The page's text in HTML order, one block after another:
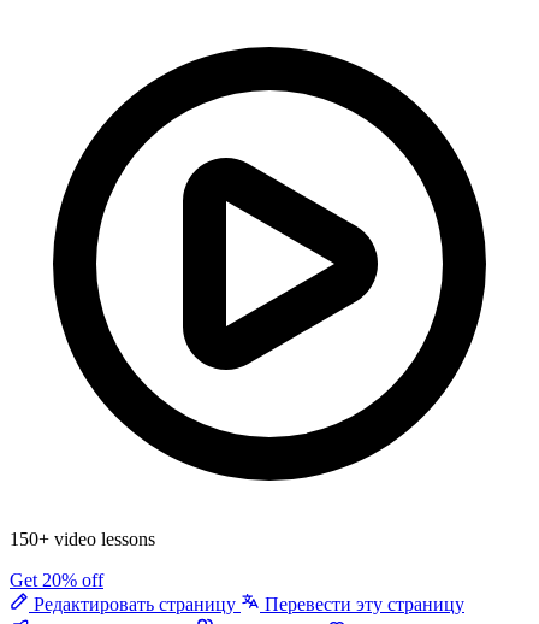
150+ video lessons
Get 20% off
Редактировать страницу
Перевести эту страницу